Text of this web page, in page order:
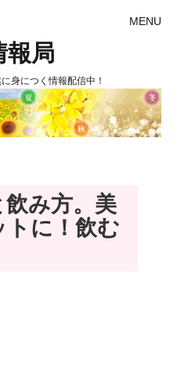
MENU
報局
身につく情報配信中！
み方。美
トに！飲む